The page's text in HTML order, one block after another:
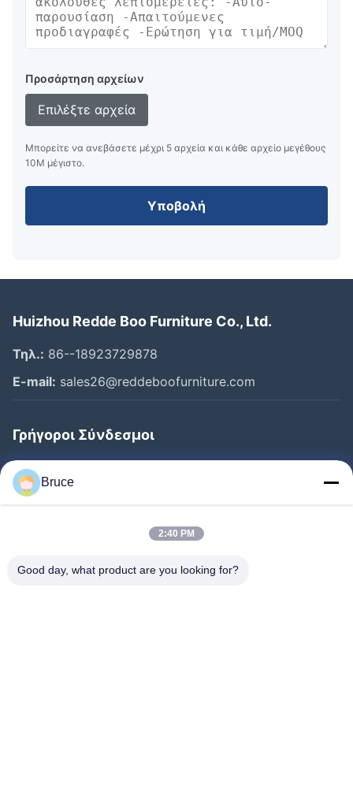
Προσάρτηση αρχείων
Επιλέξτε αρχεία
Μπορείτε να ανεβάσετε μέχρι 5 αρχεία και κάθε αρχείο μεγέθους
10M μέγιστο.
Υποβολή
Huizhou Redde Boo Furniture Co., Ltd.
Τηλ.: 86--18923729878
E-mail: sales26@reddeboofurniture.com
Γρήγοροι Σύνδεσμοι
Αρχική Σελίδα
Προϊόντα
Γύρος Εργοστασίων
Bruce
2:40 PM
Good day, what product are you looking for?